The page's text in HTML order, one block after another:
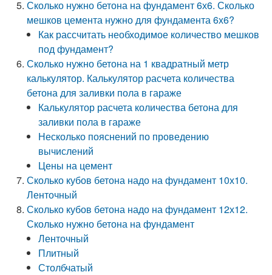
Сколько нужно бетона на фундамент 6х6. Сколько
мешков цемента нужно для фундамента 6х6?
Как рассчитать необходимое количество мешков
под фундамент?
Сколько нужно бетона на 1 квадратный метр
калькулятор. Калькулятор расчета количества
бетона для заливки пола в гараже
Калькулятор расчета количества бетона для
заливки пола в гараже
Несколько пояснений по проведению
вычислений
Цены на цемент
Сколько кубов бетона надо на фундамент 10х10.
Ленточный
Сколько кубов бетона надо на фундамент 12х12.
Сколько нужно бетона на фундамент
Ленточный
Плитный
Столбчатый